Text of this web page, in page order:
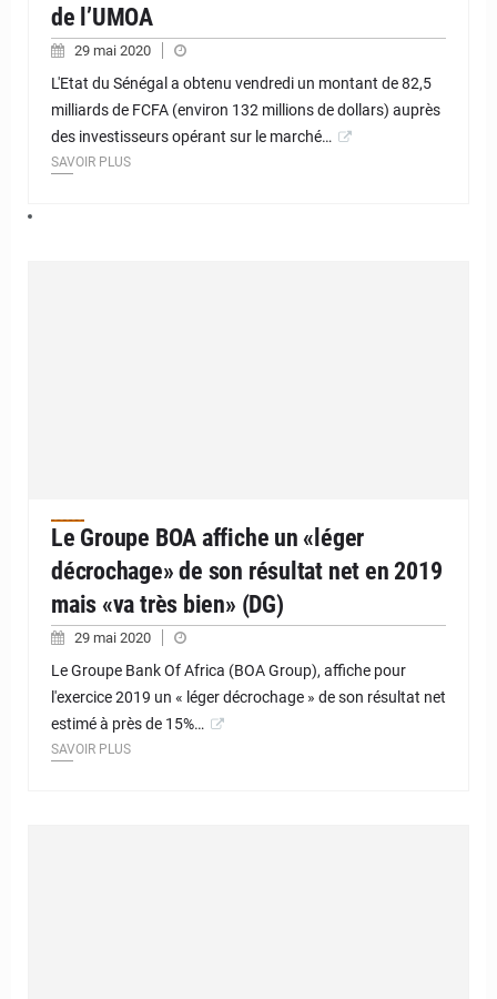
de l’UMOA
29 mai 2020
L'Etat du Sénégal a obtenu vendredi un montant de 82,5
milliards de FCFA (environ 132 millions de dollars) auprès
des investisseurs opérant sur le marché…
SAVOIR PLUS
Le Groupe BOA affiche un «léger
décrochage» de son résultat net en 2019
mais «va très bien» (DG)
29 mai 2020
Le Groupe Bank Of Africa (BOA Group), affiche pour
l'exercice 2019 un « léger décrochage » de son résultat net
estimé à près de 15%…
SAVOIR PLUS